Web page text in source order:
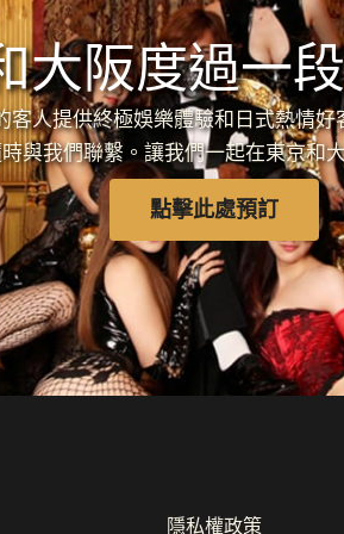
大阪度過一
客人提供終極娛樂體驗和日式熱情
與我們聯繫。讓我們一起在東京和
點擊此處預訂
隱私權政策